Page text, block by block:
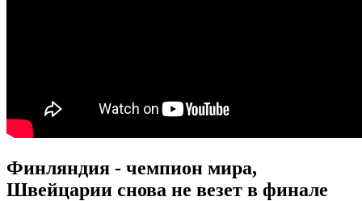
Финляндия - чемпион мира,
Швейцарии снова не везет в финале